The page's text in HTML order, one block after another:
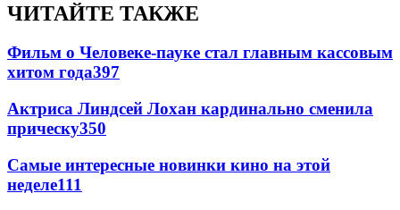
ЧИТАЙТЕ ТАКЖЕ
Фильм о Человеке-пауке стал главным кассовым
хитом года397
Актриса Линдсей Лохан кардинально сменила
прическу350
Самые интересные новинки кино на этой
неделе111